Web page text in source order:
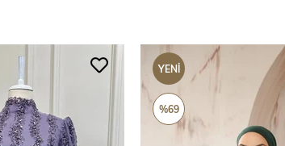
YENI
ÜRÜN
%69